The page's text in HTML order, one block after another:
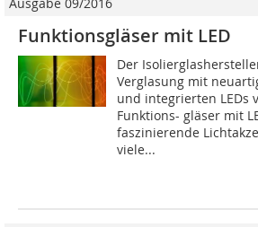
Ausgabe 09/2016
Funktionsgläser mit LED
Der
Verglasung mit
und integrierten LEDs
Funktions- gläser mit
faszinierende
viele...